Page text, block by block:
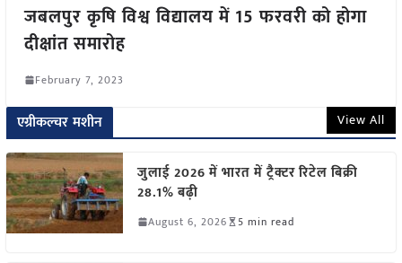
जबलपुर कृषि विश्व विद्यालय में 15 फरवरी को होगा
दीक्षांत समारोह
February 7, 2023
एग्रीकल्चर मशीन View All
जुलाई 2026 में भारत में ट्रैक्टर रिटेल बिक्री
28.1% बढ़ी
August 6, 2026 5 min read